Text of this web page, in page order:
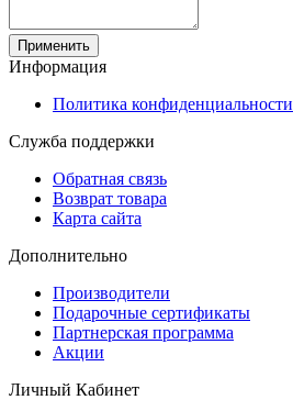
Применить
Информация
Политика конфиденциальности
Служба поддержки
Обратная связь
Возврат товара
Карта сайта
Дополнительно
Производители
Подарочные сертификаты
Партнерская программа
Акции
Личный Кабинет